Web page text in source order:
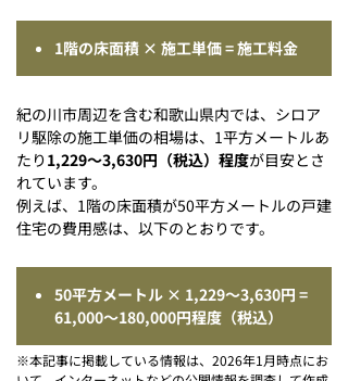
1階の床面積 × 施工単価 = 施工料金
紀の川市周辺を含む和歌山県内では、シロア
リ駆除の施工単価の相場は、1平方メートルあ
たり 1,229〜3,630円（税込）程度が目安とさ
れています。
例えば、1階の床面積が50平方メートルの戸建
住宅の費用感は、以下のとおりです。
50平方メートル × 1,229～3,630円 =
61,000～180,000円程度（税込）
※本記事に掲載している情報は、2026年1月時点にお